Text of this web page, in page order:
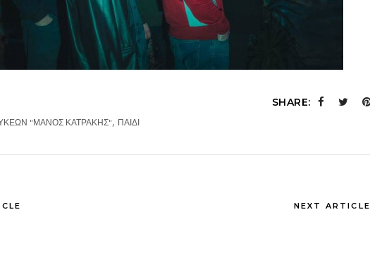
"ΜΑΝΟΣ ΚΑΤΡΑΚΗΣ", ΠΑΙΔΙ
SHARE:
NEXT ARTICLE